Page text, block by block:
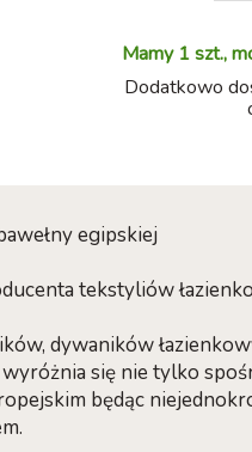
Mamy 1 szt.,
Dodatkowo
egipskiej
tekstyliów
dywaników
się nie tylko
będąc